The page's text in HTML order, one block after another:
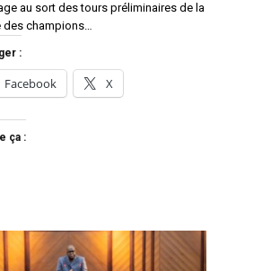
au sort des tours préliminaires de la
des champions…
:
Facebook X
ça :